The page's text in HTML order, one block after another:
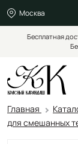
Москва
Бесплатная
Главная
для смешанных